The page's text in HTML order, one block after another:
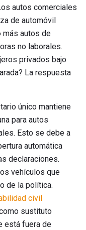
autos comerciales
de automóvil
más autos de
no laborales.
privados bajo
La respuesta
único mantiene
para autos
Esto se debe a
automática
declaraciones.
vehículos que
de la política.
civil
sustituto
está fuera de